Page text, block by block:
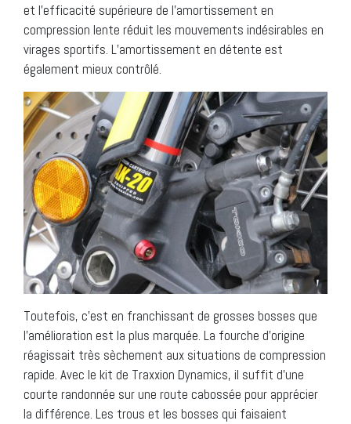
et l’efficacité supérieure de l’amortissement en
compression lente réduit les mouvements indésirables en
virages sportifs. L’amortissement en détente est
également mieux contrôlé.
Toutefois, c’est en franchissant de grosses bosses que
l’amélioration est la plus marquée. La fourche d’origine
réagissait très sèchement aux situations de compression
rapide. Avec le kit de Traxxion Dynamics, il suffit d’une
courte randonnée sur une route cabossée pour apprécier
la différence. Les trous et les bosses qui faisaient